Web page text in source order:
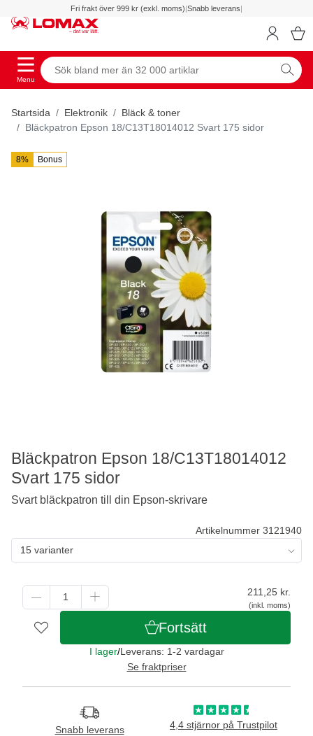
Fri frakt över 999 kr (exkl. moms)|Snabb leverans|
Menu
Startsida Elektronik
Bläck & toner
Bläckpatron Epson 18/C13T18014012 Svart 175 sidor
8% Bonus
Artikelnummer 3121940
15 varianter
211,25 kr.
(inkl. moms)
Fortsätt
I lager/Leverans: 1-2 vardagar
Se fraktpriser
Snabb leverans 4,4 stjärnor på Trustpilot
Bläckpatron Epson 18/C13T18014012
Svart 175 sidor
Svart bläckpatron till din Epson-skrivare